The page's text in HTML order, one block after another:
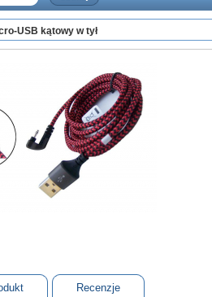
USB kątowy w tył
Recenzje